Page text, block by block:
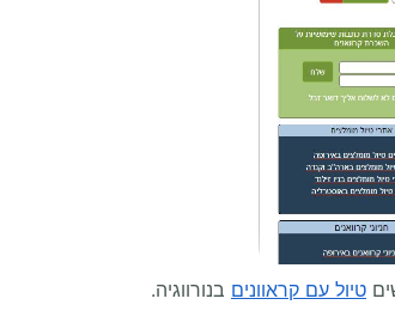
טיול עם קראוונים בנורווגיה.